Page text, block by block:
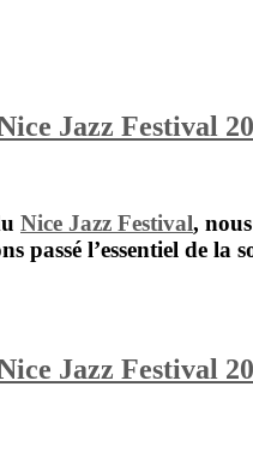
Jazz Festival
Nice Jazz Festival,
passé l’essentiel de la
Jazz Festival